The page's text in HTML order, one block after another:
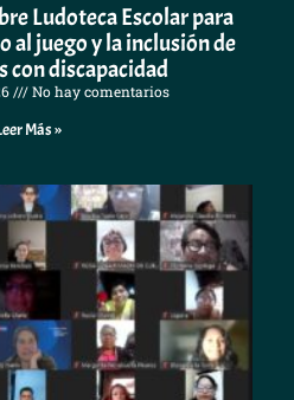
Ludoteca Escolar para
al juego y la inclusión de
con discapacidad
No hay comentarios
Más »